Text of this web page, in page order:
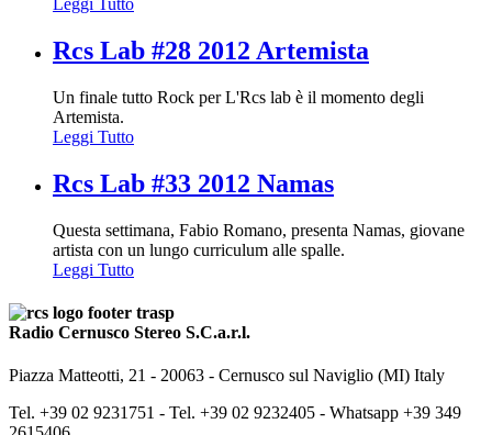
Leggi Tutto
Rcs Lab #28 2012 Artemista
Un finale tutto Rock per L'Rcs lab è il momento degli
Artemista.
Leggi Tutto
Rcs Lab #33 2012 Namas
Questa settimana, Fabio Romano, presenta Namas, giovane
artista con un lungo curriculum alle spalle.
Leggi Tutto
Radio Cernusco Stereo S.C.a.r.l.
Piazza Matteotti, 21 - 20063 - Cernusco sul Naviglio (MI) Italy
Tel. +39 02 9231751 - Tel. +39 02 9232405 - Whatsapp +39 349